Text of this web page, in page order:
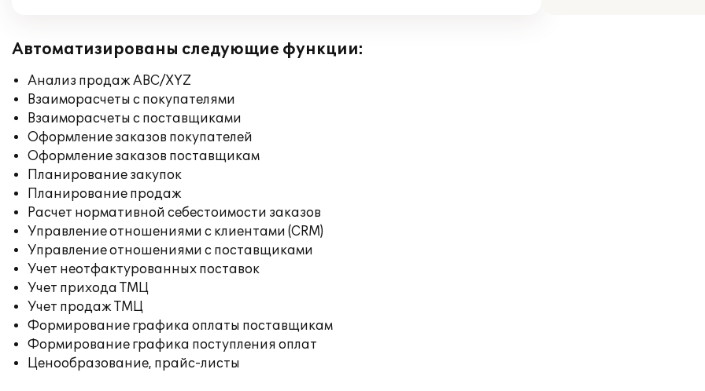
Автоматизированы следующие функции:
Анализ продаж ABC/XYZ
Взаиморасчеты с покупателями
Взаиморасчеты с поставщиками
Оформление заказов покупателей
Оформление заказов поставщикам
Планирование закупок
Планирование продаж
Расчет нормативной себестоимости заказов
Управление отношениями с клиентами (CRM)
Управление отношениями с поставщиками
Учет неотфактурованных поставок
Учет прихода ТМЦ
Учет продаж ТМЦ
Формирование графика оплаты поставщикам
Формирование графика поступления оплат
Ценообразование, прайс-листы